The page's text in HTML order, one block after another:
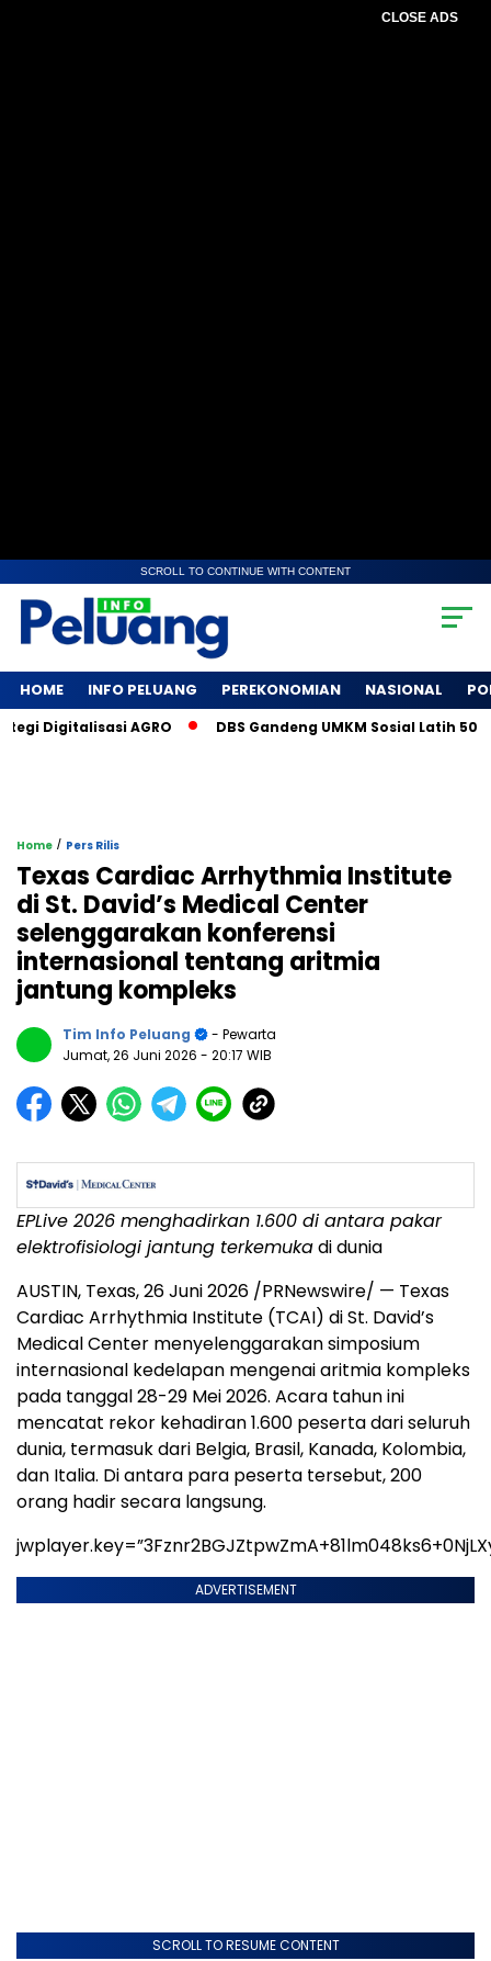
CLOSE ADS
SCROLL TO CONTINUE WITH CONTENT
HOME INFO PELUANG PEREKONOMIAN NASIONAL
AGRO DBS Gandeng UMKM Sosial Latih 500
Home / Pers Rilis
Texas Cardiac Arrhythmia Institute
di St. David’s Medical Center
selenggarakan konferensi
internasional tentang aritmia
jantung kompleks
Tim Info Peluang
- Pewarta
Jumat, 26 Juni 2026 - 20:17 WIB
EPLive 2026 menghadirkan 1.600 di antara pakar
elektrofisiologi jantung terkemukadi dunia
AUSTIN, Texas,26 Juni 2026 /PRNewswire/ — Texas
Cardiac Arrhythmia Institute (TCAI) di St. David’s
Medical Center menyelenggarakan simposium
internasional kedelapan mengenai aritmia kompleks
pada tanggal 28-29 Mei 2026. Acara tahun ini
mencatat rekor kehadiran 1.600 peserta dari seluruh
dunia, termasuk dari Belgia, Brasil, Kanada, Kolombia,
dan Italia. Di antara para peserta tersebut, 200
orang hadir secara langsung.
ADVERTISEMENT
SCROLL TO RESUME CONTENT